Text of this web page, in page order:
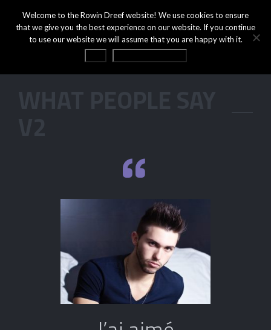
Welcome to the Rowin Dreef website! We use cookies to ensure
that we give you the best experience on our website. If you continue
to use our website we will assume that you are happy with it.